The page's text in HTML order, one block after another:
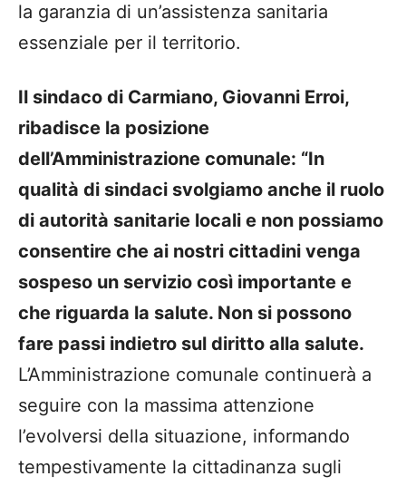
la garanzia di un’assistenza sanitaria
essenziale per il territorio.
Il sindaco di Carmiano, Giovanni Erroi,
ribadisce la posizione
dell’Amministrazione comunale: “In
qualità di sindaci svolgiamo anche il ruolo
di autorità sanitarie locali e non possiamo
consentire che ai nostri cittadini venga
sospeso un servizio così importante e
che riguarda la salute. Non si possono
fare passi indietro sul diritto alla salute.
L’Amministrazione comunale continuerà a
seguire con la massima attenzione
l’evolversi della situazione, informando
tempestivamente la cittadinanza sugli